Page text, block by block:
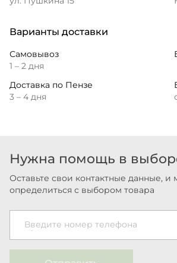
Варианты доставки
Самовывоз
1 – 2 дня
Доставка по Пензе
3 – 4 дня
Нужна помощь в
Оставьте свои контактные данные,
определиться с выбором товара
Введите номер телефона